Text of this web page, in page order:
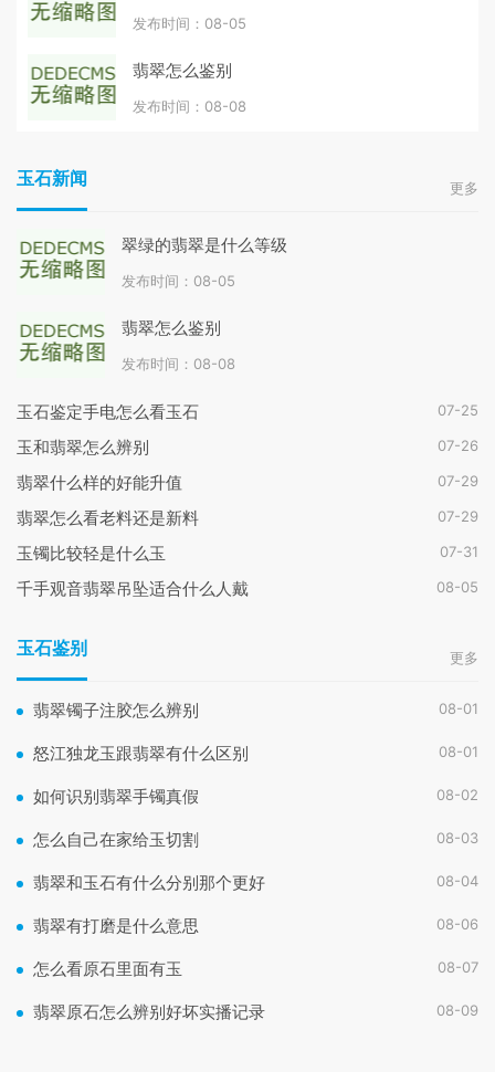
发布时间：08-05
翡翠怎么鉴别
发布时间：08-08
玉石新闻 更多
翠绿的翡翠是什么等级
发布时间：08-05
翡翠怎么鉴别
发布时间：08-08
玉石鉴定手电怎么看玉石 07-25
玉和翡翠怎么辨别 07-26
翡翠什么样的好能升值 07-29
翡翠怎么看老料还是新料 07-29
玉镯比较轻是什么玉 07-31
千手观音翡翠吊坠适合什么人戴 08-05
玉石鉴别 更多
翡翠镯子注胶怎么辨别 08-01
怒江独龙玉跟翡翠有什么区别 08-01
如何识别翡翠手镯真假 08-02
怎么自己在家给玉切割 08-03
翡翠和玉石有什么分别那个更好 08-04
翡翠有打磨是什么意思 08-06
怎么看原石里面有玉 08-07
翡翠原石怎么辨别好坏实播记录 08-09